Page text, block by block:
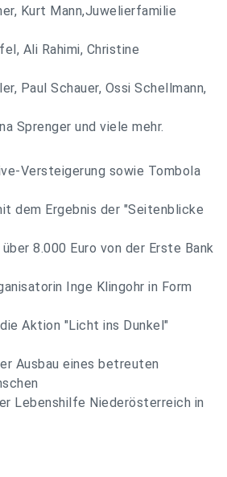
Kurt Mann,Juwelierfamilie
Ali Rahimi, Christine
Paul Schauer, Ossi Schellmann,
Sprenger und viele mehr.
Versteigerung sowie Tombola
dem Ergebnis der "Seitenblicke
8.000 Euro von der Erste Bank
Inge Klingohr in Form
Aktion "Licht ins Dunkel"
Ausbau eines betreuten
Lebenshilfe Niederösterreich in